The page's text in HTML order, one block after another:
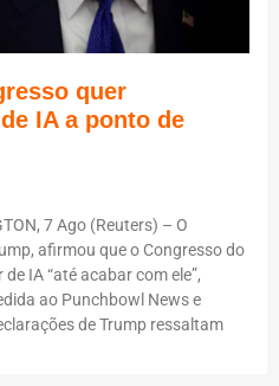
quer
IA a ponto de
7 Ago (Reuters) – O
afirmou que o Congresso do
IA “até acabar com ele”,
ao Punchbowl News e
de Trump ressaltam